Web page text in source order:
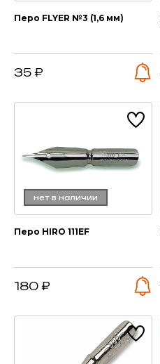
Перо FLYER №3 (1,6 мм)
35 ₽
нет в наличии
Перо HIRO 111EF
180 ₽